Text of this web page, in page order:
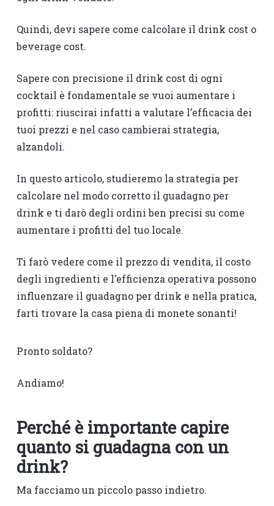
Quindi, devi sapere come calcolare il drink cost o
beverage cost.
Sapere con precisione il drink cost di ogni
cocktail è fondamentale se vuoi aumentare i
profitti: riuscirai infatti a valutare l’efficacia dei
tuoi prezzi e nel caso cambierai strategia,
alzandoli.
In questo articolo, studieremo la strategia per
calcolare nel modo corretto il guadagno per
drink e ti darò degli ordini ben precisi su come
aumentare i profitti del tuo locale.
Ti farò vedere come il prezzo di vendita, il costo
degli ingredienti e l’efficienza operativa possono
influenzare il guadagno per drink e nella pratica,
farti trovare la casa piena di monete sonanti!
Pronto soldato?
Andiamo!
Perché è importante capire
quanto si guadagna con un
drink?
Ma facciamo un piccolo passo indietro.